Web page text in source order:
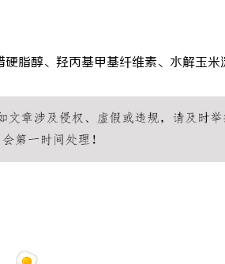
脂醇、羟丙基甲基纤维素、水解玉米